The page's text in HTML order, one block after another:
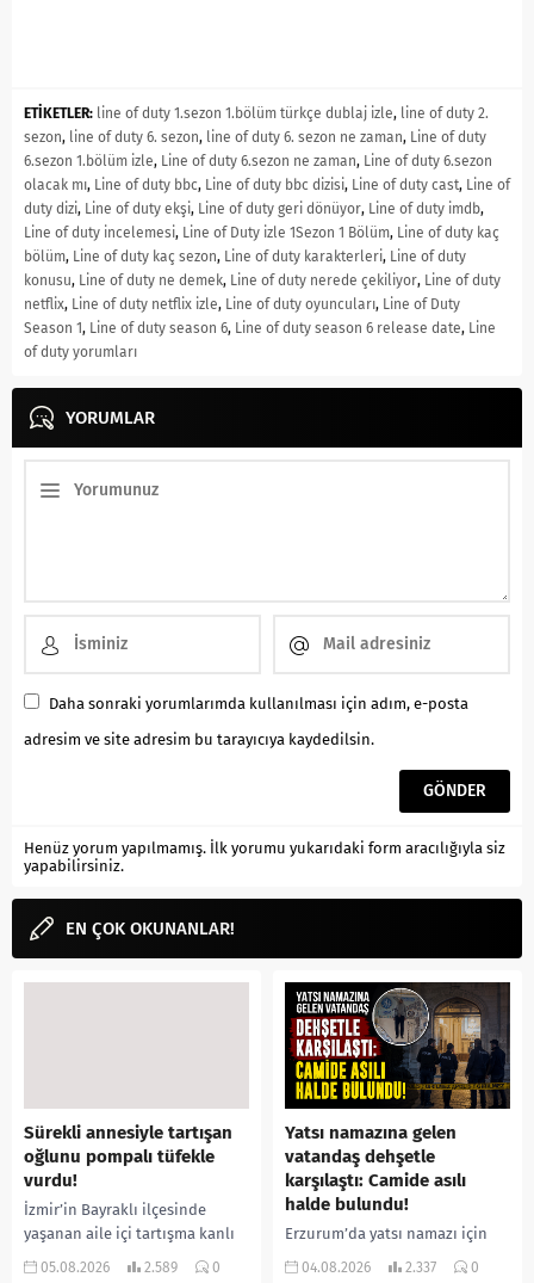
ETİKETLER: line of duty 1.sezon 1.bölüm türkçe dublaj izle, line of duty 2.
sezon, line of duty 6. sezon, line of duty 6. sezon ne zaman, Line of duty
6.sezon 1.bölüm izle, Line of duty 6.sezon ne zaman, Line of duty 6.sezon
olacak mı, Line of duty bbc, Line of duty bbc dizisi, Line of duty cast, Line of
duty dizi, Line of duty ekşi, Line of duty geri dönüyor, Line of duty imdb,
Line of duty incelemesi, Line of Duty izle 1Sezon 1 Bölüm, Line of duty kaç
bölüm, Line of duty kaç sezon, Line of duty karakterleri, Line of duty
konusu, Line of duty ne demek, Line of duty nerede çekiliyor, Line of duty
netflix, Line of duty netflix izle, Line of duty oyuncuları, Line of Duty
Season 1, Line of duty season 6, Line of duty season 6 release date, Line
of duty yorumları
YORUMLAR
Daha sonraki yorumlarımda kullanılması için adım, e-posta
adresim ve site adresim bu tarayıcıya kaydedilsin.
Henüz yorum yapılmamış. İlk yorumu yukarıdaki form aracılığıyla siz
yapabilirsiniz.
EN ÇOK OKUNANLAR!
Sürekli annesiyle tartışan
oğlunu pompalı tüfekle
vurdu!
İzmir’in Bayraklı ilçesinde
yaşanan aile içi tartışma kanlı
bitti. İddiaya göre, uzun süredir
05.08.2026 2.589 0
Yatsı namazına gelen
vatandaş dehşetle
karşılaştı: Camide asılı
halde bulundu!
Erzurum’da yatsı namazı için
camiye gelen bir vatandaş,
04.08.2026 2.337 0